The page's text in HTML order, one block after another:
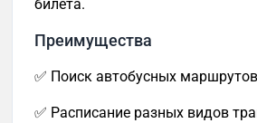
билета.
Преимущества
✅ Поиск автобусных
✅ Расписание разных видов